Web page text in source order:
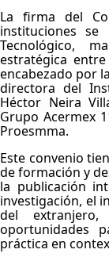
La firma del
instituciones
Tecnológico,
estratégica
encabezado por
directora del
Héctor Neira
Grupo Acermex
Proesmma.
Este convenio
de formación y
la publicación
investigación, el
del
oportunidades
práctica en